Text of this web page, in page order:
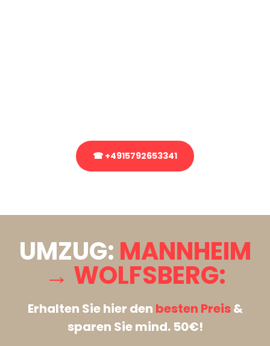
☎ +4915792653341
UMZUG: MANNHEIM
→ WOLFSBERG:
Erhalten Sie hier den besten Preis&
sparen Sie mind. 50€!